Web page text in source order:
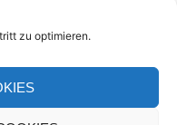
zu optimieren.